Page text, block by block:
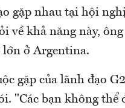
gặp nhau tại hội
về khả năng này,
lớn ở Argentina.
gặp của lãnh đạo
"Các bạn không